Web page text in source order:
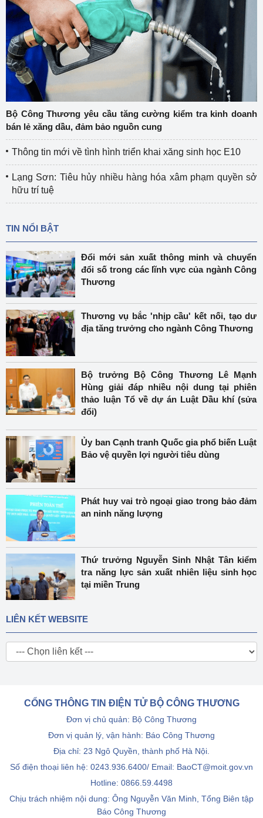
Bộ Công Thương yêu cầu tăng cường kiểm tra kinh doanh
bán lẻ xăng dầu, đảm bảo nguồn cung
Thông tin mới về tình hình triển khai xăng sinh học E10
Lạng Sơn: Tiêu hủy nhiều hàng hóa xâm phạm quyền sở
hữu trí tuệ
TIN NỔI BẬT
Đổi mới sản xuất thông minh và chuyển
đổi số trong các lĩnh vực của ngành Công
Thương
Thương vụ bắc 'nhịp cầu' kết nối, tạo dư
địa tăng trưởng cho ngành Công Thương
Bộ trưởng Bộ Công Thương Lê Mạnh
Hùng giải đáp nhiều nội dung tại phiên
thảo luận Tổ về dự án Luật Dầu khí (sửa
đổi)
Ủy ban Cạnh tranh Quốc gia phổ biến Luật
Bảo vệ quyền lợi người tiêu dùng
Phát huy vai trò ngoại giao trong bảo đảm
an ninh năng lượng
Thứ trưởng Nguyễn Sinh Nhật Tân kiểm
tra năng lực sản xuất nhiên liệu sinh học
tại miền Trung
LIÊN KẾT WEBSITE
CỔNG THÔNG TIN ĐIỆN TỬ BỘ CÔNG THƯƠNG
Đơn vị chủ quản: Bộ Công Thương
Đơn vị quản lý, vận hành: Báo Công Thương
Địa chỉ: 23 Ngô Quyền, thành phố Hà Nội.
Số điện thoại liên hệ: 0243.936.6400/ Email: BaoCT@moit.gov.vn
Hotline: 0866.59.4498
Chịu trách nhiệm nội dung: Ông Nguyễn Văn Minh, Tổng Biên tập
Báo Công Thương